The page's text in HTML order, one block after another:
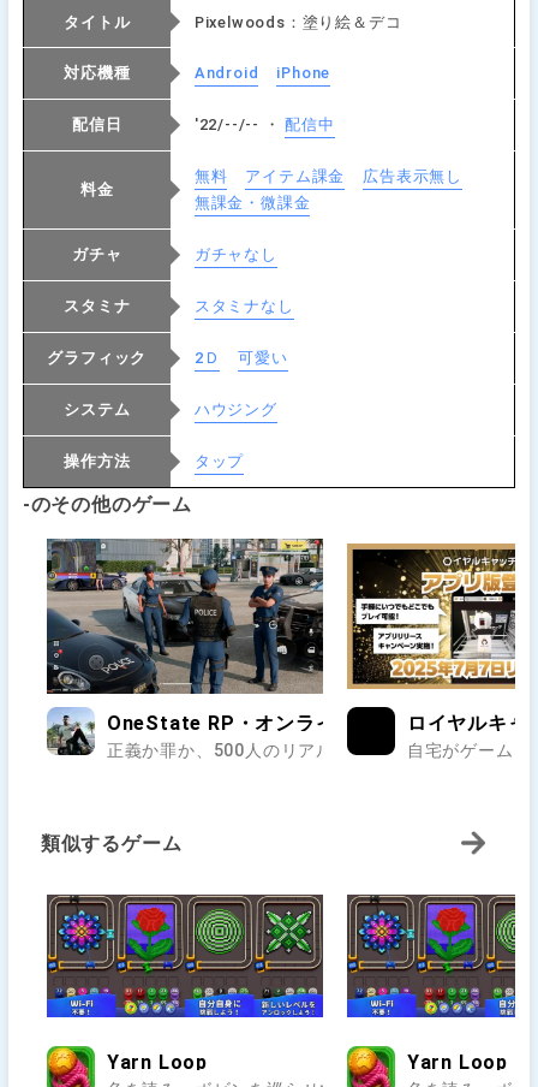
タイトル Pixelwoods：塗り絵＆デコ
対応機種 Android iPhone
配信日 '22/--/-- ・配信中
料金
無料 アイテム課金
広告表示無し
無課金・微課金
ガチャ ガチャなし
スタミナ スタミナなし
グラフィック 2Ｄ 可愛い
システム ハウジング
操作方法 タップ
-のその他のゲーム
OneState RP・オンラインのオープンワールド
正義か罪か、500人のリアルが交差する街で第二の人
ロイヤルキャ
自宅がゲーム
類似するゲーム
Yarn Loop Yarn Loop